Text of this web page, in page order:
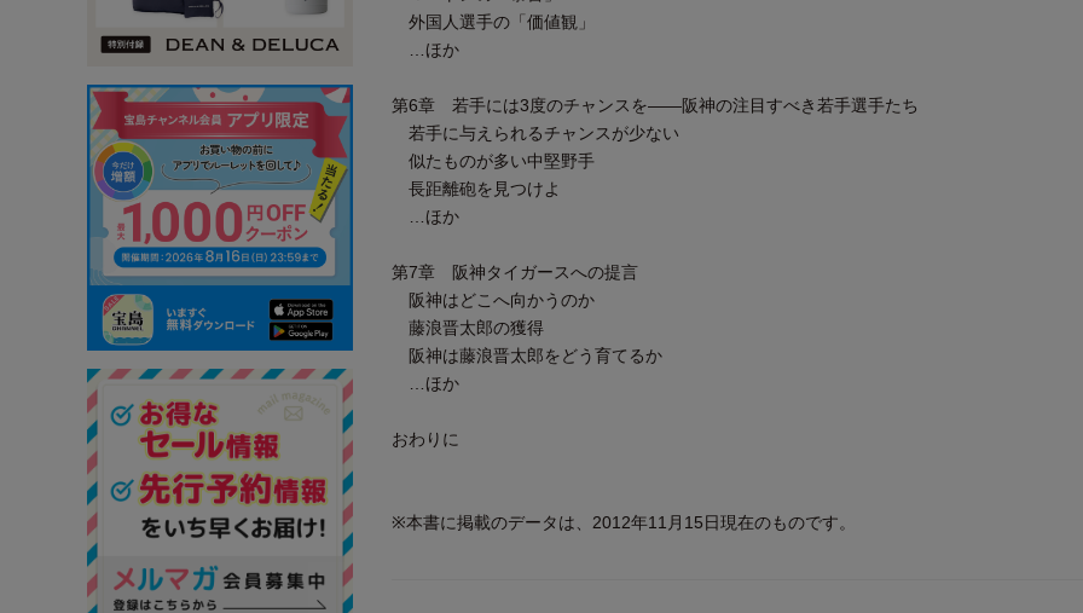
外国人選手の「価値観」
…ほか
第6章 若手には3度のチャンスを――阪神の注目すべき若手選手たち
若手に与えられるチャンスが少ない
似たものが多い中堅野手
長距離砲を見つけよ
…ほか
第7章 阪神タイガースへの提言
阪神はどこへ向かうのか
藤浪晋太郎の獲得
阪神は藤浪晋太郎をどう育てるか
…ほか
おわりに
※本書に掲載のデータは、2012年11月15日現在のものです。